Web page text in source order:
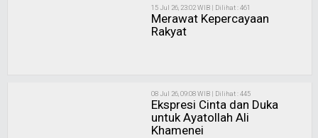
15 Jul 26, 23:02 WIB | Dilihat : 461
Merawat Kepercayaan
Rakyat
08 Jul 26, 09:08 WIB | Dilihat : 445
Ekspresi Cinta dan Duka
untuk Ayatollah Ali
Khamenei